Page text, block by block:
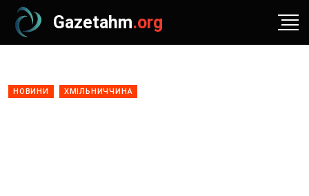
Gazetahm.org
НОВИНИ ХМІЛЬНИЧЧИНА